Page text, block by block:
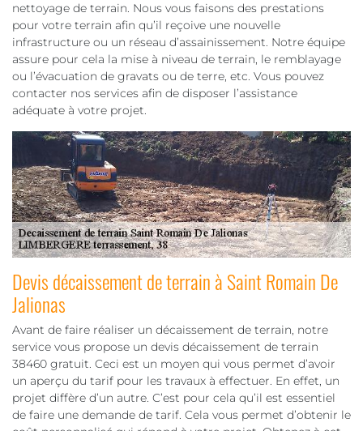
nettoyage de terrain. Nous vous faisons des prestations
pour votre terrain afin qu’il reçoive une nouvelle
infrastructure ou un réseau d’assainissement. Notre équipe
assure pour cela la mise à niveau de terrain, le remblayage
ou l’évacuation de gravats ou de terre, etc. Vous pouvez
contacter nos services afin de disposer l’assistance
adéquate à votre projet.
Devis décaissement de terrain à Saint Romain De
Jalionas
Avant de faire réaliser un décaissement de terrain, notre
service vous propose un devis décaissement de terrain
38460 gratuit. Ceci est un moyen qui vous permet d’avoir
un aperçu du tarif pour les travaux à effectuer. En effet, un
projet diffère d’un autre. C’est pour cela qu’il est essentiel
de faire une demande de tarif. Cela vous permet d’obtenir le